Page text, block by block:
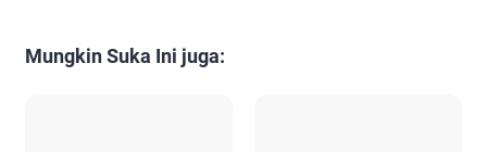
Mungkin Suka Ini juga: